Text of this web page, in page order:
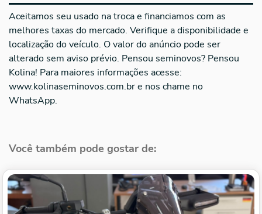
Aceitamos seu usado na troca e financiamos com as
melhores taxas do mercado. Verifique a disponibilidade e
localização do veículo. O valor do anúncio pode ser
alterado sem aviso prévio. Pensou seminovos? Pensou
Kolina! Para maiores informações acesse:
www.kolinaseminovos.com.br e nos chame no
WhatsApp.
Você também pode gostar de: